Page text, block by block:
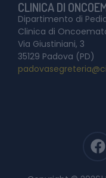
CLINICA DI
Dipartimento di
Clinica di
Via Giustiniani, 3
35129 Padova (PD)